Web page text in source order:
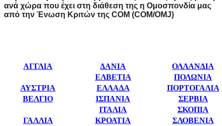
ανά χώρα που έχει στη διάθεση της η Ομοσπονδία μας
από την Ένωση Κριτών της COM (COM/OMJ)
ΑΓΓΛΙΑ ΔΑΝΙΑ
ΟΛΛΑΝΔΙΑ
ΕΛΒΕΤΙΑ
ΠΟΛΩΝΙΑ
ΑΥΣΤΡΙΑ
ΕΛΛΑΔΑ
ΠΟΡΤΟΓΑΛΙΑ
ΒΕΛΓΙΟ
ΙΣΠΑΝΙΑ
ΣΕΡΒΙΑ
ΙΤΑΛΙΑ
ΣΚΟΠΙΑ
ΓΑΛΛΙΑ
ΚΡΟΑΤΙΑ
ΣΛΟΒΕΝΙΑ